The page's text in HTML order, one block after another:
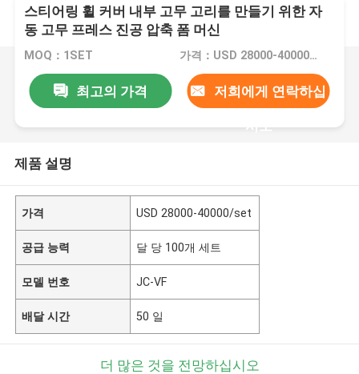
스티어링 휠 커버 내부 고무 고리를 만들기 위한 자
동 고무 프레스 진공 압축 폼 머신
MOQ：1SET 가격：USD 28000-40000/set
최고의 가격 저희에게 연락하십
시오
제품 설명
가격 USD 28000-40000/set
공급 능력 달 당 100개 세트
모델 번호 JC-VF
배달 시간 50 일
더 많은 것을 전망하십시오